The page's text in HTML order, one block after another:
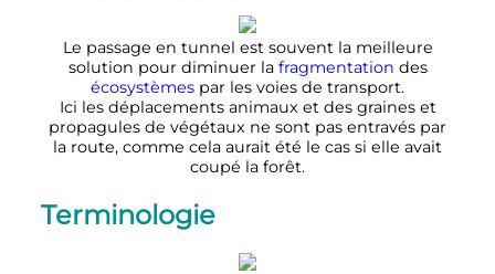
Le passage en tunnel est souvent la meilleure
solution pour diminuer la fragmentation des
écosystèmes par les voies de transport.
Ici les déplacements animaux et des graines et
propagules de végétaux ne sont pas entravés par
la route, comme cela aurait été le cas si elle avait
coupé la forêt.
Terminologie